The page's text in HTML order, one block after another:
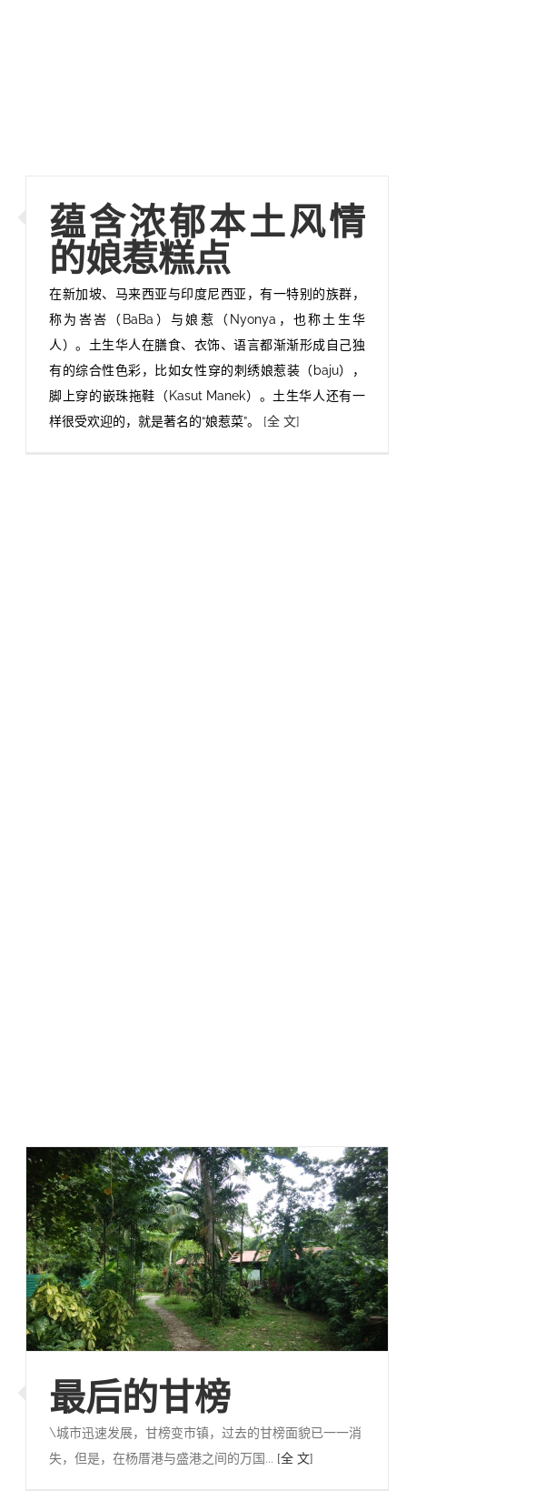
蕴含浓郁本土风情
的娘惹糕点
在新加坡、马来西亚与印度尼西亚，有一特别的族群，
称为峇峇（BaBa）与娘惹（Nyonya，也称土生华
人）。土生华人在膳食、衣饰、语言都渐渐形成自己独
有的综合性色彩，比如女性穿的刺绣娘惹装（baju），
脚上穿的嵌珠拖鞋（Kasut Manek）。土生华人还有一
样很受欢迎的，就是著名的“娘惹菜”。 [全 文]
最后的甘榜
\城市迅速发展，甘榜变市镇，过去的甘榜面貌已一一消
失，但是，在杨厝港与盛港之间的万国... [全 文]